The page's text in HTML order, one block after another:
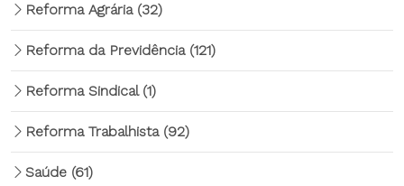
Reforma Agrária (32)
Reforma da Previdência (121)
Reforma Sindical (1)
Reforma Trabalhista (92)
Saúde (61)